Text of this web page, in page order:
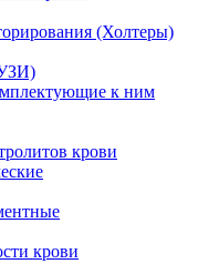
(Холтеры)
к ним
крови
крови